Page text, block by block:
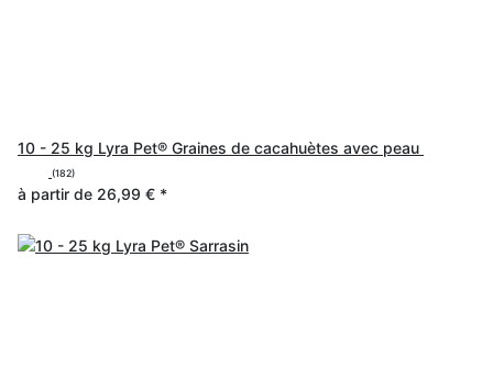
10 - 25 kg Lyra Pet® Graines de cacahuètes avec peau
(182)
à partir de 26,99 € *